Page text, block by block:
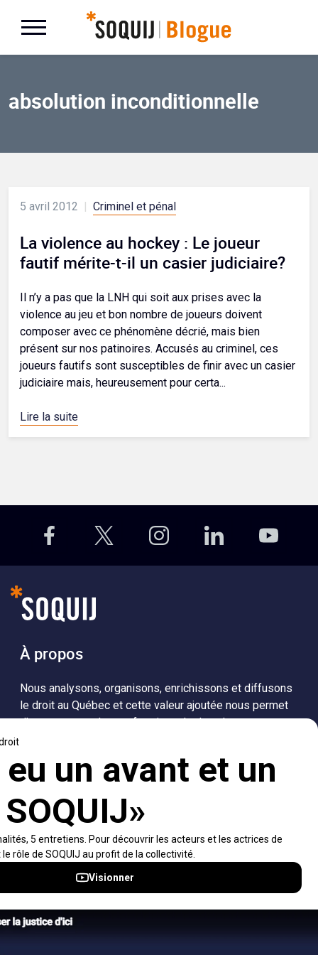
absolution inconditionnelle
5 avril 2012 Criminel et pénal
La violence au hockey : Le joueur
fautif mérite-t-il un casier judiciaire?
Il n’y a pas que la LNH qui soit aux prises avec la
violence au jeu et bon nombre de joueurs doivent
composer avec ce phénomène décrié, mais bien
présent sur nos patinoires. Accusés au criminel, ces
joueurs fautifs sont susceptibles de finir avec un casier
judiciaire mais, heureusement pour certa...
Lire la suite
À propos
Nous analysons, organisons, enrichissons et diffusons
le droit au Québec et cette valeur ajoutée nous permet
d’accompagner les professionnels dans leurs
population dans sa compréhension du droit.
Accès rapides
À propos
Nétiquette
Notifications et fils RSS